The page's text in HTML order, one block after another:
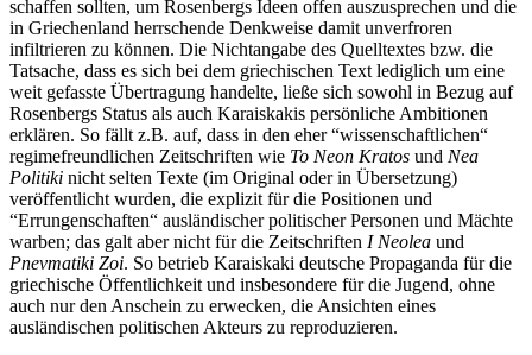
schaffen sollten, um Rosenbergs Ideen offen auszusprechen und die
in Griechenland herrschende Denkweise damit unverfroren
infiltrieren zu können. Die Nichtangabe des Quelltextes bzw. die
Tatsache, dass es sich bei dem griechischen Text lediglich um eine
weit gefasste Übertragung handelte, ließe sich sowohl in Bezug auf
Rosenbergs Status als auch Karaiskakis persönliche Ambitionen
erklären. So fällt z.B. auf, dass in den eher “wissenschaftlichen“
regimefreundlichen Zeitschriften wie To Neon Kratos und Nea
Politiki nicht selten Texte (im Original oder in Übersetzung)
veröffentlicht wurden, die explizit für die Positionen und
“Errungenschaften“ ausländischer politischer Personen und Mächte
warben; das galt aber nicht für die Zeitschriften I Neolea und
Pnevmatiki Zoi. So betrieb Karaiskaki deutsche Propaganda für die
griechische Öffentlichkeit und insbesondere für die Jugend, ohne
auch nur den Anschein zu erwecken, die Ansichten eines
ausländischen politischen Akteurs zu reproduzieren.